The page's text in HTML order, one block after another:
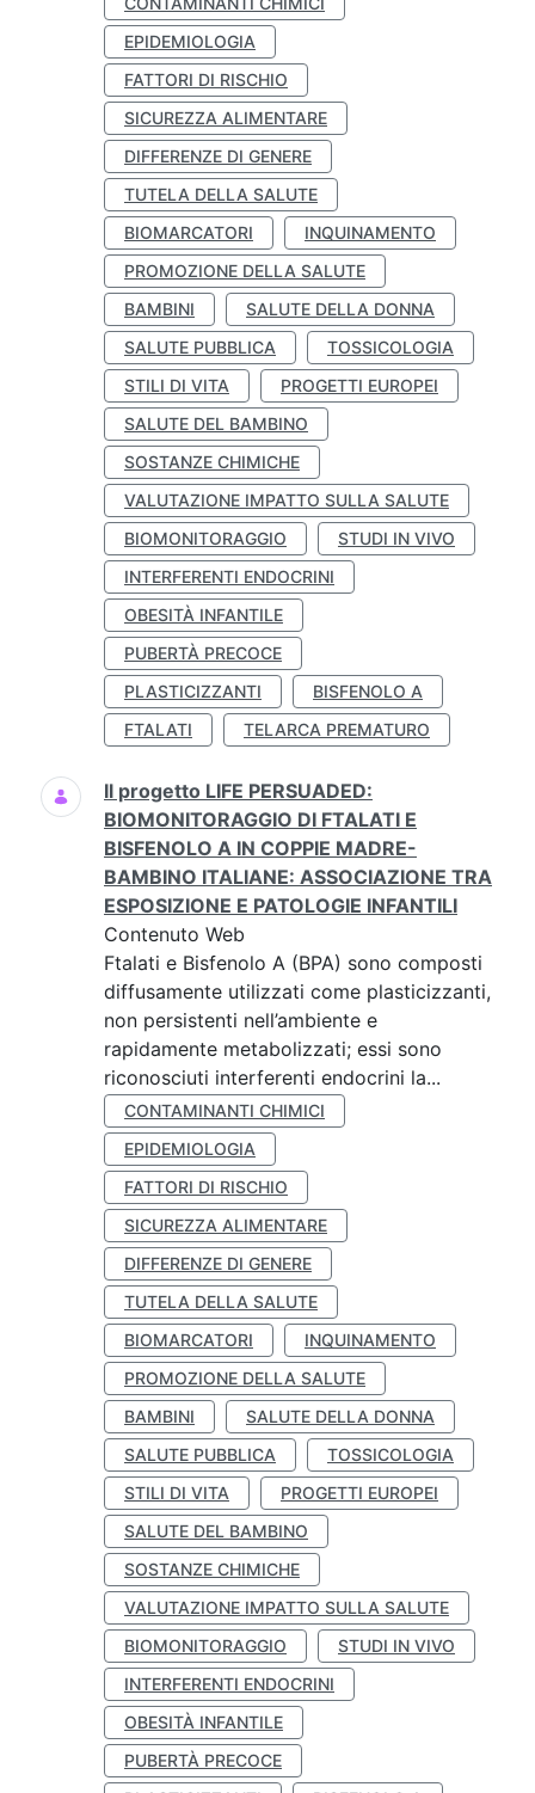
EPIDEMIOLOGIA
FATTORI DI RISCHIO
SICUREZZA ALIMENTARE
DIFFERENZE DI GENERE
TUTELA DELLA SALUTE
BIOMARCATORI
INQUINAMENTO
PROMOZIONE DELLA SALUTE
BAMBINI
SALUTE DELLA DONNA
SALUTE PUBBLICA
TOSSICOLOGIA
STILI DI VITA
PROGETTI EUROPEI
SALUTE DEL BAMBINO
SOSTANZE CHIMICHE
VALUTAZIONE IMPATTO SULLA SALUTE
BIOMONITORAGGIO
STUDI IN VIVO
INTERFERENTI ENDOCRINI
OBESITÀ INFANTILE
PUBERTÀ PRECOCE
PLASTICIZZANTI
BISFENOLO A
FTALATI
TELARCA PREMATURO
Il progetto LIFE PERSUADED:
BIOMONITORAGGIO DI FTALATI E
BISFENOLO A IN COPPIE MADRE-
BAMBINO ITALIANE: ASSOCIAZIONE TRA
ESPOSIZIONE E PATOLOGIE INFANTILI
Contenuto Web
Ftalati e Bisfenolo A (BPA) sono composti
diffusamente utilizzati come plasticizzanti,
non persistenti nell’ambiente e
rapidamente metabolizzati; essi sono
riconosciuti interferenti endocrini la...
CONTAMINANTI CHIMICI
EPIDEMIOLOGIA
FATTORI DI RISCHIO
SICUREZZA ALIMENTARE
DIFFERENZE DI GENERE
TUTELA DELLA SALUTE
BIOMARCATORI
INQUINAMENTO
PROMOZIONE DELLA SALUTE
BAMBINI
SALUTE DELLA DONNA
SALUTE PUBBLICA
TOSSICOLOGIA
STILI DI VITA
PROGETTI EUROPEI
SALUTE DEL BAMBINO
SOSTANZE CHIMICHE
VALUTAZIONE IMPATTO SULLA SALUTE
BIOMONITORAGGIO
STUDI IN VIVO
INTERFERENTI ENDOCRINI
OBESITÀ INFANTILE
PUBERTÀ PRECOCE